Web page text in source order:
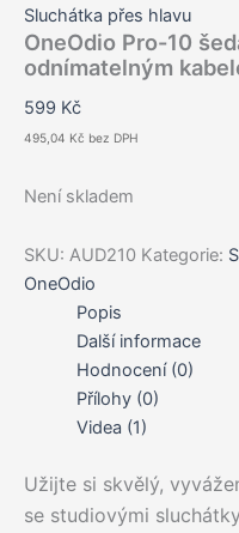
Sluchátka přes hlavu
OneOdio Pro-10
odnímatelným
599 Kč
495,04 Kč bez DPH
Není skladem
SKU: AUD210 Kategorie:
OneOdio
Popis
Další informace
Hodnocení (0)
Přílohy (0)
Videa (1)
Užijte si skvělý,
se studiovými